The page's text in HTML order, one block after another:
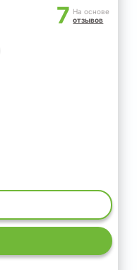
7 На основе
отзывов